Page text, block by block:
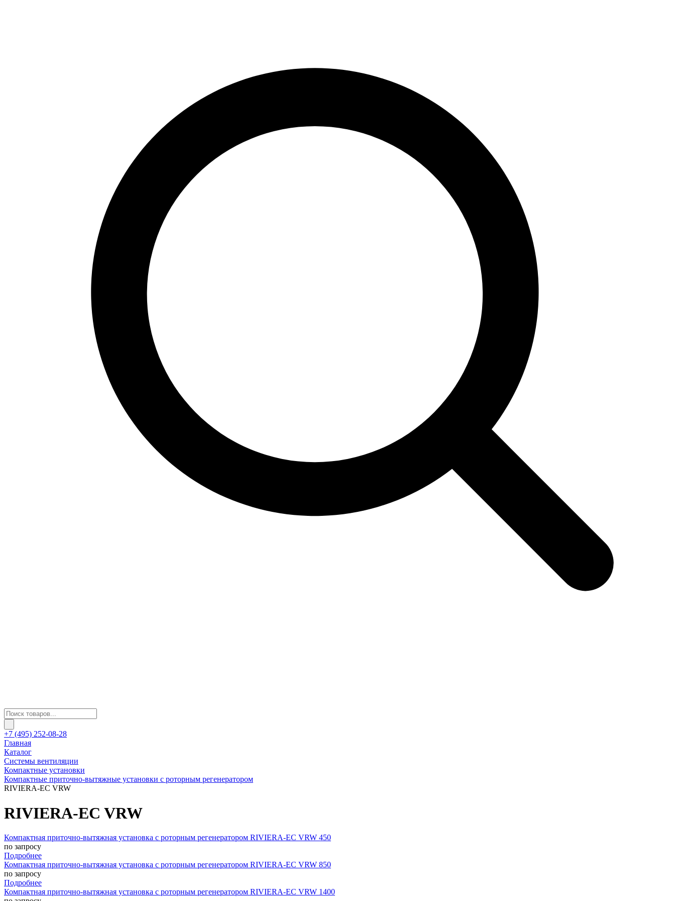
+7 (495) 252-08-28
Главная
Каталог
Системы вентиляции
Компактные установки
Компактные приточно-вытяжные установки с роторным регенератором
RIVIERA-EC VRW
RIVIERA-EC VRW
Компактная приточно-вытяжная установка с роторным регенератором RIVIERA-EC VRW 450
по запросу
Подробнее
Компактная приточно-вытяжная установка с роторным регенератором RIVIERA-EC VRW 850
по запросу
Подробнее
Компактная приточно-вытяжная установка с роторным регенератором RIVIERA-EC VRW 1400